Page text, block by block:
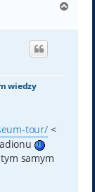
g
wiedzy
tour/<
samym